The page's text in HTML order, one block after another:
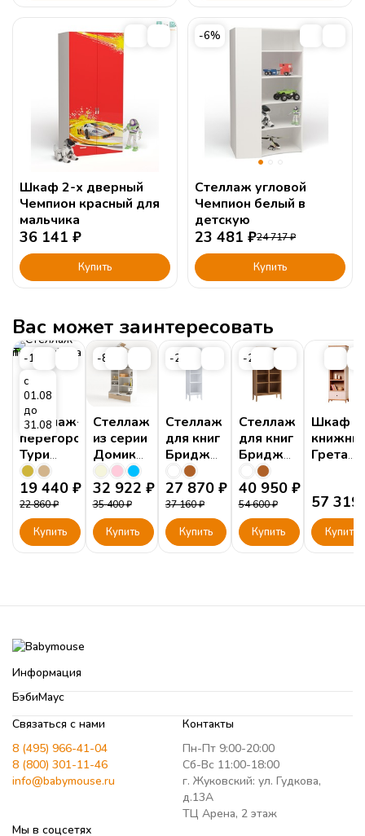
Шкаф 2-х дверный
Чемпион красный для
мальчика
36 141 ₽
Купить
-6%
Стеллаж угловой
Чемпион белый в
детскую
23 481 ₽24 717₽
Купить
Вас может заинтересовать
-15%
с
01.08
до
31.08
Стеллаж-
перегородка
Тури
Тефия
19 440 ₽
22 860₽
Купить
-8%
Стеллаж
из серии
Домик
белый
32 922 ₽
35 400₽
Купить
-25%
Стеллаж
для книг
Бридж
узкий
27 870 ₽
37 160₽
Купить
-25%
Стеллаж
для книг
Бридж
широкий
40 950 ₽
54 600₽
Купить
Шкаф
Грета
57 319
Купить
Информация
БэбиМаус
Связаться с нами
8 (495) 966-41-04
8 (800) 301-11-46
info@babymouse.ru
Контакты
Пн-Пт 9:00-20:00
Сб-Вс 11:00-18:00
г. Жуковский: ул. Гудкова,
д.13А
ТЦ Арена, 2 этаж
Мы в соцсетях